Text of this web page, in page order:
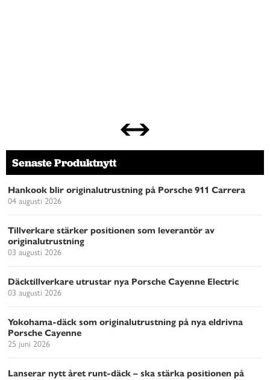
Senaste Produktnytt
Hankook blir originalutrustning på Porsche 911 Carrera
04 augusti 2026
Tillverkare stärker positionen som leverantör av
originalutrustning
03 augusti 2026
Däcktillverkare utrustar nya Porsche Cayenne Electric
03 augusti 2026
Yokohama-däck som originalutrustning på nya eldrivna
Porsche Cayenne
25 juni 2026
Lanserar nytt året runt-däck – ska stärka positionen på